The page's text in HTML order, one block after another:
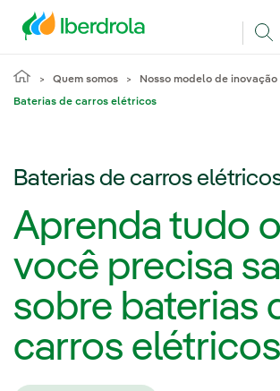
Quem somos Nosso modelo de inovação
Baterias de carros elétricos
Baterias de carros
Aprenda tudo
você precisa
sobre baterias
carros elétricos